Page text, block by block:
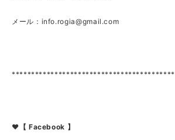
メール： info.rogia@gmail.com
******************************************
❤【 Facebook 】